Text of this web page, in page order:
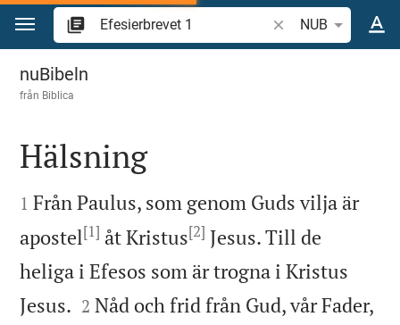
Hoppa till innehåll
Sök bibelvers eller
NUB
Efesierbrevet 1
nuBibeln
från Biblica

Hälsning

1 Från Paulus, som genom Guds vilja är
apostel[1] åt Kristus[2] Jesus. Till de
heliga i Efesos som är trogna i Kristus
Jesus. 

2 Nåd och frid från Gud, vår Fader,